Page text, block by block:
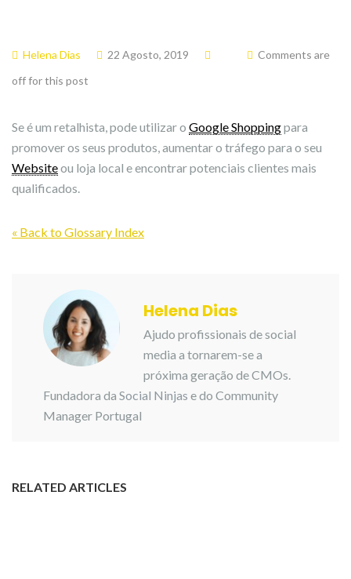
Helena Dias 22 Agosto, 2019
Comments are
off for this post
Se é um retalhista, pode utilizar o Google Shoppingpara
promover os seus produtos, aumentar o tráfego para o seu
Websiteou loja local e encontrar potenciais clientes mais
qualificados.
« Back to Glossary Index
Helena Dias
Ajudo profissionais de social
media a tornarem-se a
próxima geração de CMOs.
Fundadora da Social Ninjas e do Community
Manager Portugal
RELATED ARTICLES